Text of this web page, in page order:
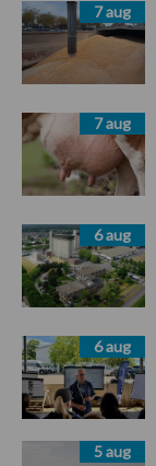
7 aug
7 aug
6 aug
6 aug
5 aug